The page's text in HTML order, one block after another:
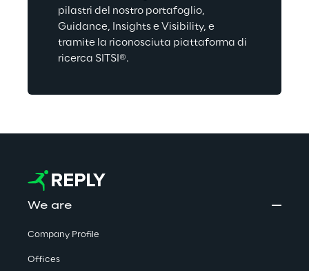
pilastri del nostro portafoglio,
Guidance, Insights e Visibility, e
tramite la riconosciuta piattaforma di
ricerca SITSI®.
We are
Company Profile
Offices